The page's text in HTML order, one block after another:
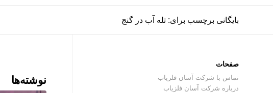
بایگانی برچسب برای: تله آب در گنج
نوشته‌ها
صفحات
تماس با شرکت آسان فلزیاب
درباره شرکت آسان فلزیاب